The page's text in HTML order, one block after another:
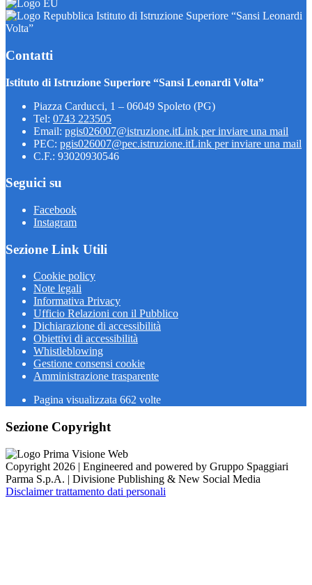
Istituto di Istruzione Superiore “Sansi Leonardi
Volta”
Contatti
Istituto di Istruzione Superiore “Sansi Leonardi Volta”
Piazza Carducci, 1 – 06049 Spoleto (PG)
Tel: 0743 223505
Email: pgis026007@istruzione.itLink per inviare una mail
PEC: pgis026007@pec.istruzione.itLink per inviare una mail
C.F.: 93020930546
Seguici su
Facebook
Instagram
Sezione Link Utili
Cookie policy
Note legali
Informativa Privacy
Ufficio Relazioni con il Pubblico
Dichiarazione di accessibilità
Obiettivi di accessibilità
Whistleblowing
Gestione consensi cookie
Amministrazione trasparente
Pagina visualizzata 662 volte
Sezione Copyright
Copyright 2026 | Engineered and powered by Gruppo Spaggiari
Parma S.p.A. | Divisione Publishing & New Social Media
Disclaimer trattamento dati personali